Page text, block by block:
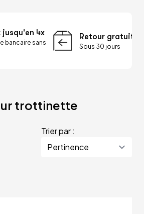
jusqu'en 4x
bancaire sans
Retour gratuit
Sous 30 jours
trottinette
Trier par :